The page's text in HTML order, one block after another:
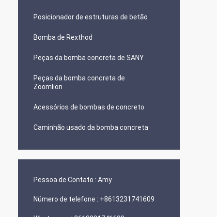
Posicionador de estruturas de betão
Bomba de Rexthod
Peças da bomba concreta de SANY
Peças da bomba concreta de
Zoomlion
Acessórios de bombas de concreto
Caminhão usado da bomba concreta
Pessoa de Contato : Amy
Número de telefone : +8613231741609